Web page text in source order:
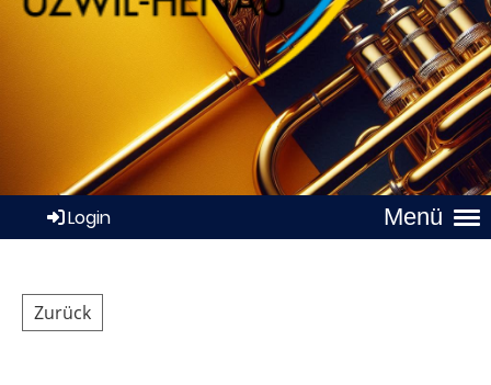
Menü
Login
Zurück